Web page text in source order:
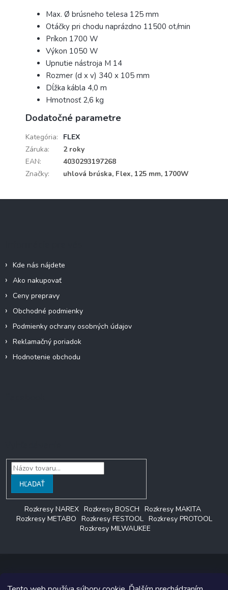
Max. Ø brúsneho telesa 125 mm
Otáčky pri chodu naprázdno 11500 ot/min
Príkon 1700 W
Výkon 1050 W
Upnutie nástroja M 14
Rozmer (d x v) 340 x 105 mm
Dĺžka kábla 4,0 m
Hmotnosť 2,6 kg
Dodatočné parametre
Kategória:
FLEX
Záruka:
2 roky
EAN:
4030293197268
Značky: uhlová brúska, Flex, 125 mm, 1700W
Kde nás nájdete
Ako nakupovať
Ceny prepravy
Obchodné podmienky
Podmienky ochrany osobných údajov
Reklamačný poriadok
Hodnotenie obchodu
HĽADAŤ
Rozkresy NAREX Rozkresy BOSCH Rozkresy MAKITA
Rozkresy METABO Rozkresy FESTOOL Rozkresy PROTOOL
Rozkresy MILWAUKEE